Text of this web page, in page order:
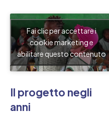
Fai clic per accettare i
cookie marketing e
abilitare questo contenuto
Il progetto negli
anni